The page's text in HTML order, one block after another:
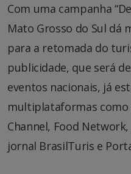
Com uma campanha
Mato Grosso do Sul dá
para a retomada do
publicidade, que será
eventos nacionais, já
multiplataformas como
Channel, Food
jornal BrasilTuris e